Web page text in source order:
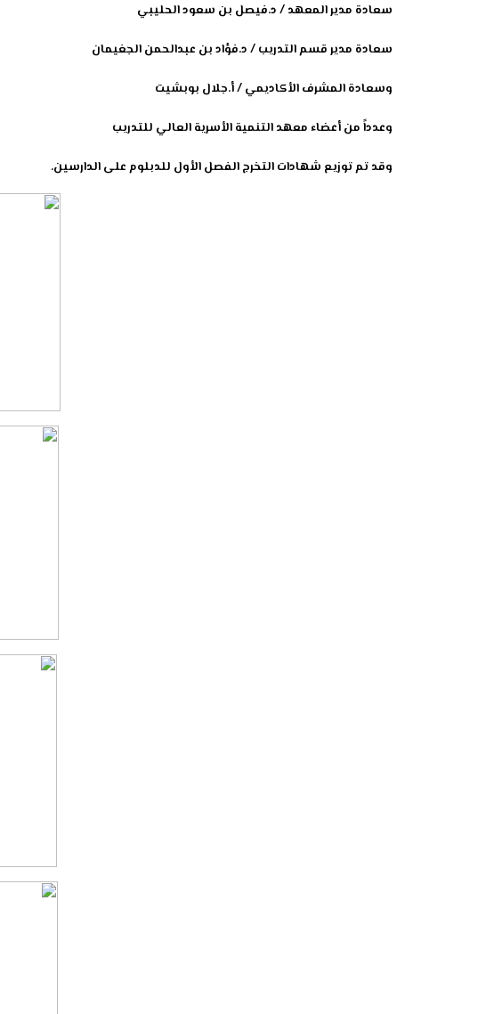
سعادة مدير المعهد / د.فيصل بن سعود الحليبي
سعادة مدير قسم التدريب / د.فؤاد بن عبدالحمن الجغيمان
وسعادة المشرف الأكاديمي / أ.جلال بوبشيت
وعدداً من أعضاء معهد التنمية الأسرية العالي للتدريب
وقد تم توزيع شهادات التخرج الفصل الأول للدبلوم على الدارسين.